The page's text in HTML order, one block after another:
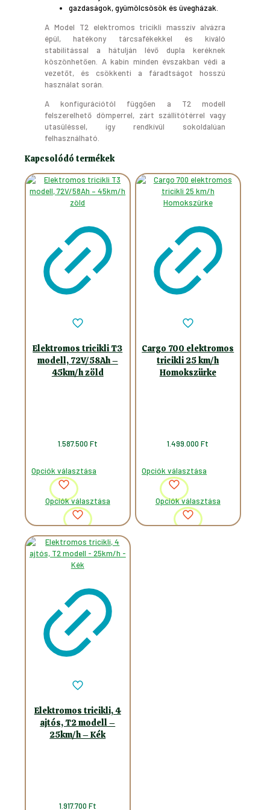
gazdaságok, gyümölcsösök és üvegházak.
A Model T2 elektromos tricikli masszív alvázra
épül, hatékony tárcsafékekkel és kiváló
stabilitással a hátulján lévő dupla keréknek
köszönhetően. A kabin minden évszakban védi a
vezetőt, és csökkenti a fáradtságot hosszú
használat során.
A konfigurációtól függően a T2 modell
felszerelhető dömperrel, zárt szállítótérrel vagy
utasüléssel, így rendkívül sokoldalúan
felhasználható.
Kapcsolódó termékek
Elektromos tricikli T3
modell, 72V/58Ah –
45km/h zöld
1.587.500 Ft
Opciók választása
Opciók választása
terméknek
több
variációja
van.
Cargo 700 elektromos
tricikli 25 km/h
Homokszürke
1.499.000Ft
Opciók választása
Opciók választása
terméknek
Elektromos tricikli, 4
ajtós, T2 modell –
25km/h – Kék
1.917.700 Ft